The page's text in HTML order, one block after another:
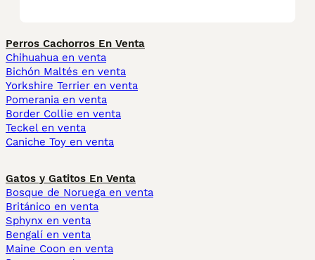
Perros Cachorros En Venta
Chihuahua en venta
Bichón Maltés en venta
Yorkshire Terrier en venta
Pomerania en venta
Border Collie en venta
Teckel en venta
Caniche Toy en venta
Gatos y Gatitos En Venta
Bosque de Noruega en venta
Británico en venta
Sphynx en venta
Bengalí en venta
Maine Coon en venta